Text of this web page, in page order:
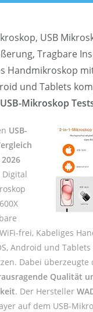
USB
Tragbare
Handmikroskop
und Tablets
USB-Mikroskop
USB-
Digital
frei, Kabeliges
Android und
Dabei überzeugte
Qualität
. Der Hersteller
auf dem USB-